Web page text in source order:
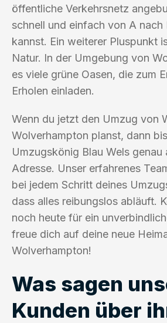
öffentliche Verkehrsnetz
schnell und einfach von A nach
kannst. Ein weiterer Pluspunkt
Natur. In der Umgebung von
es viele grüne Oasen, die zum
Erholen einladen.
Wenn du jetzt den Umzug von
Wolverhampton planst, dann
Umzugskönig Blau Wels genau
Adresse. Unser erfahrenes
bei jedem Schritt deines
dass alles reibungslos abläuft.
noch heute für ein
freue dich auf deine neue
Wolverhampton!
Was sagen
Kunden über